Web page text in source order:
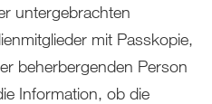
untergebrachten
mit Passkopie,
beherbergenden Person
Information, ob die